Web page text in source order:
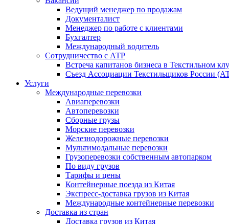
Ведущий менеджер по продажам
Документалист
Менеджер по работе с клиентами
Бухгалтер
Международный водитель
Сотрудничество с АТР
Встреча капитанов бизнеса в Текстильном
Съезд Ассоциации Текстильщиков России
Услуги
Международные перевозки
Авиаперевозки
Автоперевозки
Сборные грузы
Морские перевозки
Железнодорожные перевозки
Мультимодальные перевозки
Грузоперевозки собственным автопарком
По виду грузов
Тарифы и цены
Контейнерные поезда из Китая
Экспресс-доставка грузов из Китая
Международные контейнерные перевозки
Доставка из стран
Доставка грузов из Китая